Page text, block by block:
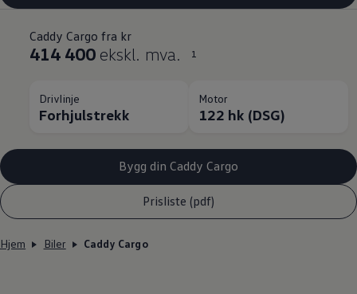
Caddy Cargo fra kr
414 400 ekskl. mva. 1
Drivlinje
Forhjulstrekk
Motor
122 hk (DSG)
Bygg din Caddy Cargo
Prisliste (pdf)
Hjem Biler Caddy Cargo